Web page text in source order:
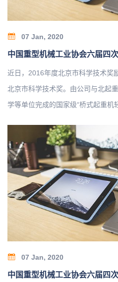
行维护管理平台；首次提出起重机
07 Jan, 2020
近日，2016年度北京市科学技术奖
北京市科学技术奖。由公司与北起
学等单位完成的国家级“桥式起重机
桥式起重机轻量化设计关键技术的
量化系列设计，形成了结构轻量化
全性高的新一代桥式起重机产品。
机偏轨箱型焊接焊接轨道窄高梁结
铰接端梁桥架结构形式；国内首次
和刚柔结合的三梁小车架、桥式起
行维护管理平台；首次提出起重机
07 Jan, 2020